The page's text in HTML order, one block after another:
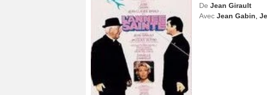
De Jean Girault
Avec Jean Gabin,